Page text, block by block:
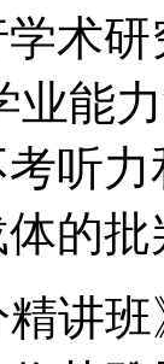
术
业能
听
的
精讲